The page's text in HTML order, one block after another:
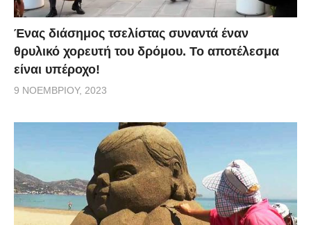
Ένας διάσημος τσελίστας συναντά έναν
θρυλικό χορευτή του δρόμου. Το αποτέλεσμα
είναι υπέροχο!
9 ΝΟΕΜΒΡΊΟΥ, 2023